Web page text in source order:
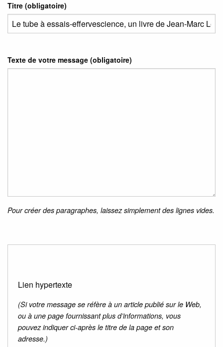
Titre (obligatoire)
Texte de votre message (obligatoire)
Pour créer des paragraphes, laissez simplement des lignes vides.
Lien hypertexte
(Si votre message se réfère à un article publié sur le Web,
ou à une page fournissant plus d’informations, vous
pouvez indiquer ci-après le titre de la page et son
adresse.)